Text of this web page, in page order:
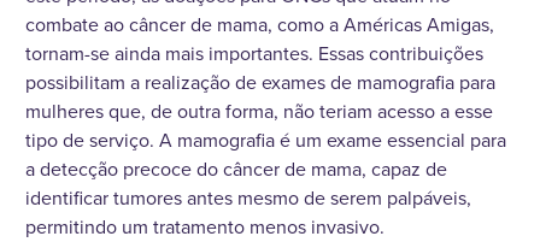
combate ao câncer de mama, como a Américas Amigas,
tornam-se ainda mais importantes. Essas contribuições
possibilitam a realização de exames de mamografia para
mulheres que, de outra forma, não teriam acesso a esse
tipo de serviço. A mamografia é um exame essencial para
a detecção precoce do câncer de mama, capaz de
identificar tumores antes mesmo de serem palpáveis,
permitindo um tratamento menos invasivo.